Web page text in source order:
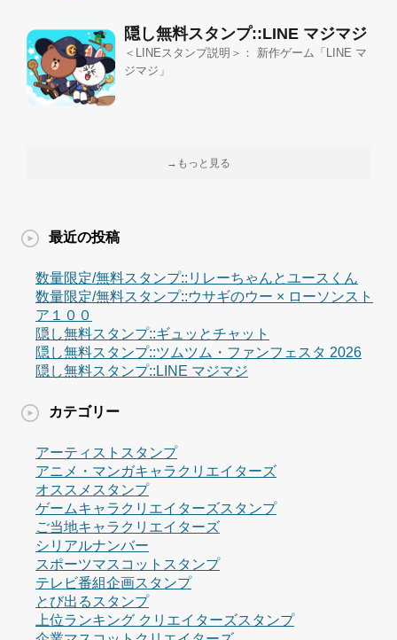
隠し無料スタンプ::LINE マジマジ
＜LINEスタンプ説明＞： 新作ゲーム「LINE マ
ジマジ」
→もっと見る
最近の投稿
数量限定/無料スタンプ::リレーちゃんとユースくん
数量限定/無料スタンプ::ウサギのウー × ローソンスト
ア１００
隠し無料スタンプ::ギュッとチャット
隠し無料スタンプ::ツムツム・ファンフェスタ 2026
隠し無料スタンプ::LINE マジマジ
カテゴリー
アーティストスタンプ
アニメ・マンガキャラクリエイターズ
オススメスタンプ
ゲームキャラクリエイターズスタンプ
ご当地キャラクリエイターズ
シリアルナンバー
スポーツマスコットスタンプ
テレビ番組企画スタンプ
とび出るスタンプ
上位ランキング クリエイターズスタンプ